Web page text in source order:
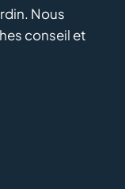
Nous
conseil et